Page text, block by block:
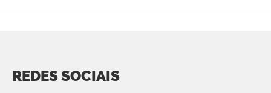
REDES SOCIAIS